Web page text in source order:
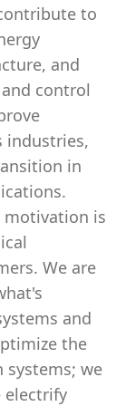
to
and
control
industries,
in
motivation is
We are
and
the
systems; we
electrify